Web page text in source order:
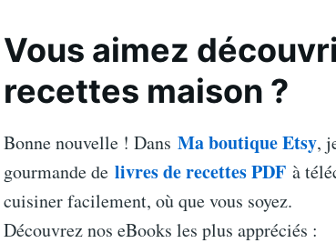
Vous aimez
recettes maison ?
Bonne nouvelle ! Dans Ma boutique Etsy,
gourmande de livres de recettes PDF à
cuisiner facilement, où que vous soyez.
Découvrez nos eBooks les plus appréciés :